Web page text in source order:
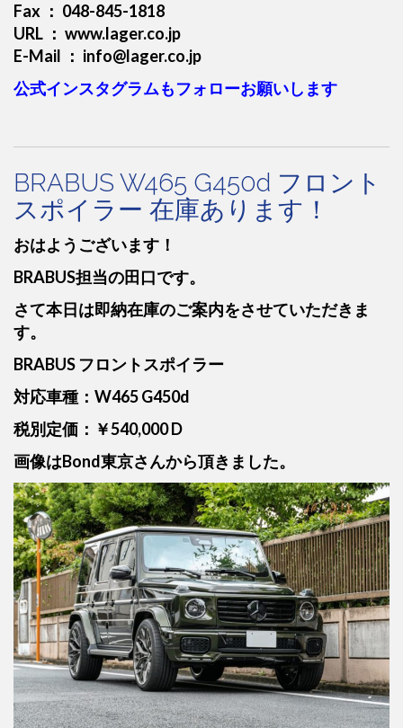
Fax ： 048-845-1818
URL ： www.lager.co.jp
E-Mail ： info@lager.co.jp
公式インスタグラムもフォローお願いします
BRABUS W465 G450d フロント
スポイラー 在庫あります！
おはようございます！
BRABUS担当の田口です。
さて本日は即納在庫のご案内をさせていただきま
す。
BRABUS フロントスポイラー
対応車種：W465 G450d
税別定価：￥540,000 D
画像はBond東京さんから頂きました。